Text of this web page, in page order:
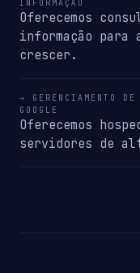
INFORMAÇÃO
Oferecemos
informação para
crescer.
→ GERENCIAMENTO
GOOGLE
Oferecemos
servidores de